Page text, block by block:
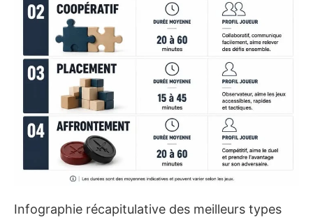
Infographie récapitulative des meilleurs types